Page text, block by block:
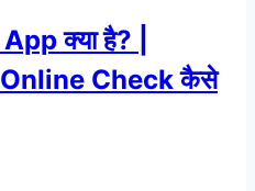
क्या है? |
Check कैसे